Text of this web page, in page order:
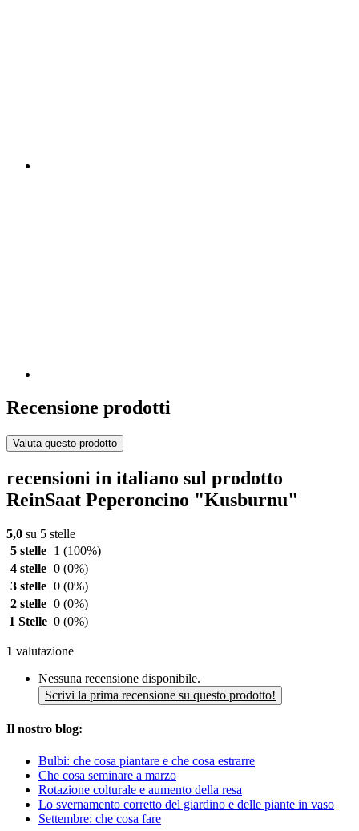
Recensione prodotti
Valuta questo prodotto
recensioni in italiano sul prodotto
ReinSaat Peperoncino "Kusburnu"
5,0 su 5 stelle
5 stelle
1 (100%)
4 stelle 0 (0%)
3 stelle 0 (0%)
2 stelle 0 (0%)
1 Stelle 0 (0%)
1 valutazione
Nessuna recensione disponibile.
Scrivi la prima recensione su questo prodotto!
Il nostro blog:
Bulbi: che cosa piantare e che cosa estrarre
Che cosa seminare a marzo
Rotazione colturale e aumento della resa
Lo svernamento corretto del giardino e delle piante in vaso
Settembre: che cosa fare